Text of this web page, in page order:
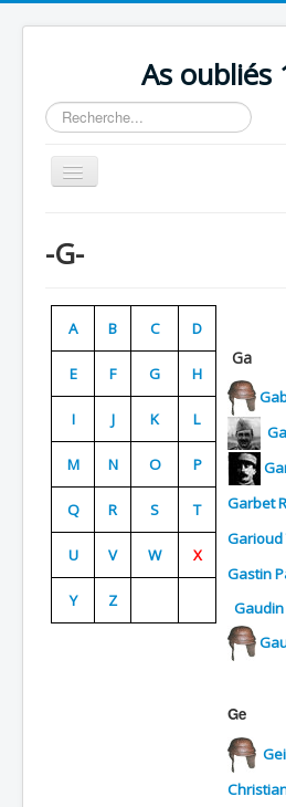
As oubliés
Rechercher
Basculer
la
Chronologie
Escadrilles
Organisation
Avions
Personnels
Doctrines
Batailles
Les As
Cahiers des As
-G-
A B C D
E F G H
I J K L
M N O P
Q R S T
U V W X
Y Z
Ga
Garbet
Garioud
Gastin
Ge